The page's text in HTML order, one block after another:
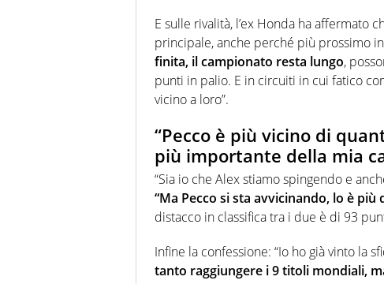
E sulle rivalità, l’ex Honda ha affermato
principale, anche perché più prossimo in
finita, il campionato resta lungo,
punti in palio. E in circuiti in cui fatico
vicino a loro”.
“Pecco è più vicino di
più importante della mia
“Sia io che Alex stiamo spingendo e
“Ma Pecco si sta avvicinando, lo è
distacco in classifica tra i due è di 93
Infine la confessione: “Io ho già vinto la
tanto raggiungere i 9 titoli mondiali,